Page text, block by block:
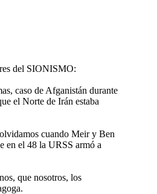
del SIONISMO:
caso de Afganistán durante
el Norte de Irán estaba
cuando Meir y Ben
en el 48 la URSS armó a
que nosotros, los